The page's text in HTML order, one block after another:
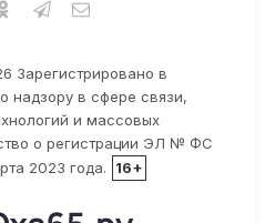
Зарегистрировано в
надзору в сфере связи,
и массовых
о регистрации ЭЛ № ФС
2023 года.
16+